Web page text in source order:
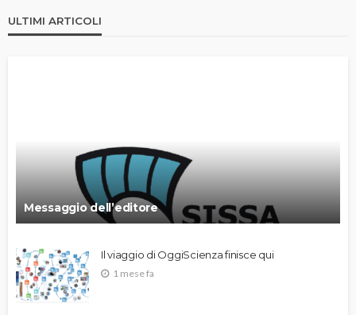
ULTIMI ARTICOLI
Messaggio dell’editore
Il viaggio di OggiScienza finisce qui
1 mese fa